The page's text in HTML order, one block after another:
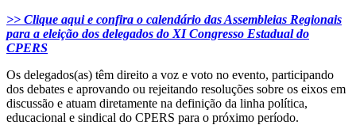
>> Clique aqui e confira o calendário das Assembleias Regionais
para a eleição dos delegados do XI Congresso Estadual do
CPERS
Os delegados(as) têm direito a voz e voto no evento, participando
dos debates e aprovando ou rejeitando resoluções sobre os eixos em
discussão e atuam diretamente na definição da linha política,
educacional e sindical do CPERS para o próximo período.